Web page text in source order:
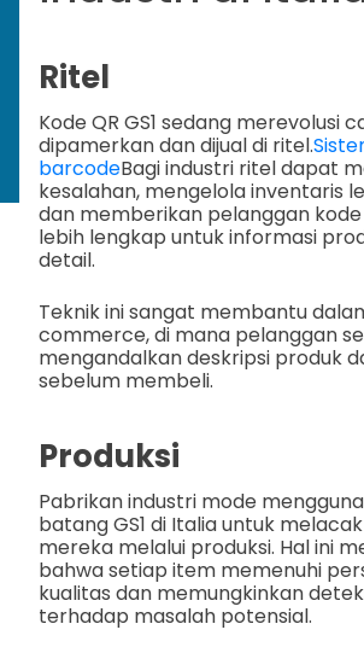
Ritel
Kode QR GS1 sedang merevolusi
dipamerkan dan dijual di ritel.
barcodeBagi industri ritel dapat
kesalahan, mengelola inventaris
dan memberikan pelanggan kode
lebih lengkap untuk informasi
detail.
Teknik ini sangat membantu
commerce, di mana pelanggan
mengandalkan deskripsi produk
sebelum membeli.
Produksi
Pabrikan industri mode
batang GS1 di Italia untuk
mereka melalui produksi. Hal ini
bahwa setiap item memenuhi
kualitas dan memungkinkan
terhadap masalah potensial.